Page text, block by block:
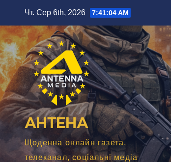
вмісту
Чт. Сер 6th, 2026 7:41:06 AM
АНТЕНА
Щоденна онлайн газета,
телеканал, соціальні медіа